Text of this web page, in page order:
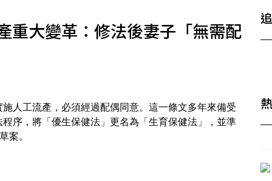
大變革：修法後妻子「無需配
人工流產，必須經過配偶同意。這一條文多年來備受
序，將「優生保健法」更名為「生育保健法」，並準
案。